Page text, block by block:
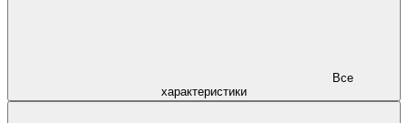
характеристики